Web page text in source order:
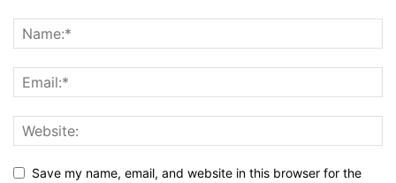
Save my name, email, and website in this browser for the